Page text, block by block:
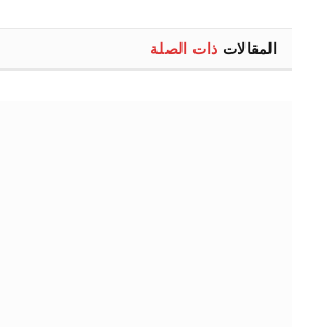
المقالات ذات الصلة